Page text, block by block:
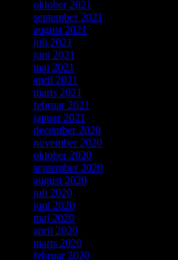
oktober 2021
september 2021
august 2021
juli 2021
juni 2021
maj 2021
april 2021
marts 2021
februar 2021
januar 2021
december 2020
november 2020
oktober 2020
september 2020
august 2020
juli 2020
juni 2020
maj 2020
april 2020
marts 2020
februar 2020